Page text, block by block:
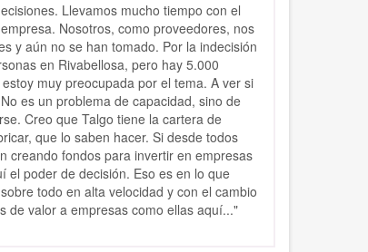
Llevamos mucho tiempo con el
Nosotros, como proveedores, nos
y aún no se han tomado. Por la indecisión
en Rivabellosa, pero hay 5.000
muy preocupada por el tema. A ver si
es un problema de capacidad, sino de
Creo que Talgo tiene la cartera de
que lo saben hacer. Si desde todos
creando fondos para invertir en empresas
el poder de decisión. Eso es en lo que
todo en alta velocidad y con el cambio
de valor a empresas como ellas aquí..."